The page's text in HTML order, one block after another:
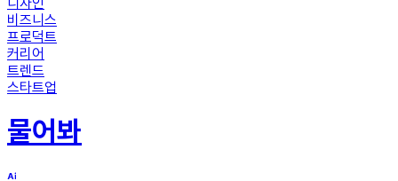
비즈니스
프로덕트
커리어
트렌드
스타트업
물어봐